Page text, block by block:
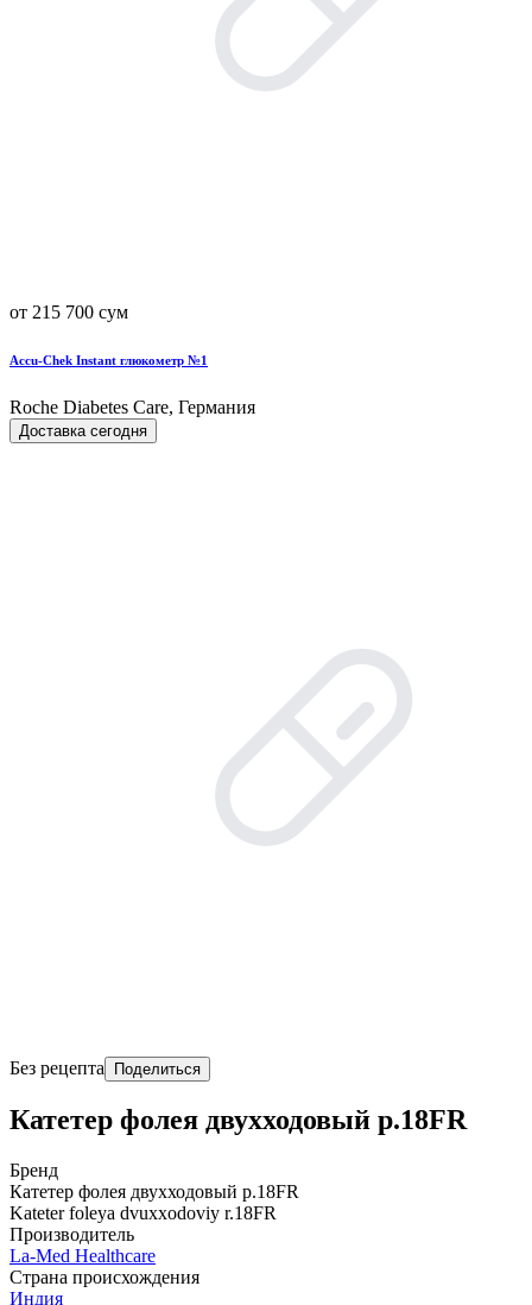
от 215 700 сум
Accu-Chek Instant глюкометр №1
Roche Diabetes Care, Германия
Доставка сегодня
Без рецепта Поделиться
Катетер фолея двухходовый р.18FR
Бренд
Катетер фолея двухходовый р.18FR
Kateter foleya dvuxxodoviy r.18FR
Производитель
La-Med Healthcare
Страна происхождения
Индия